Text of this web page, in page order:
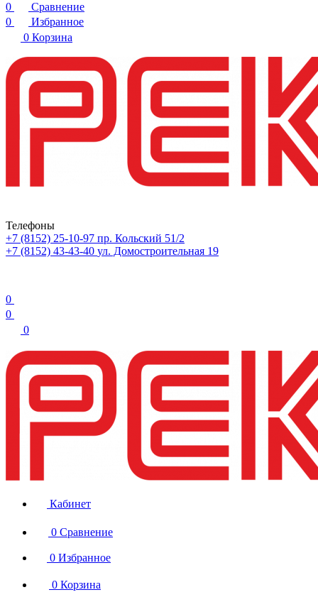
0
Сравнение
0
Избранное
0 Корзина
Телефоны
+7 (8152) 25-10-97 пр. Кольский 51/2
+7 (8152) 43-43-40 ул. Домостроительная 19
0
0
0
Кабинет
0 Сравнение
0 Избранное
0 Корзина